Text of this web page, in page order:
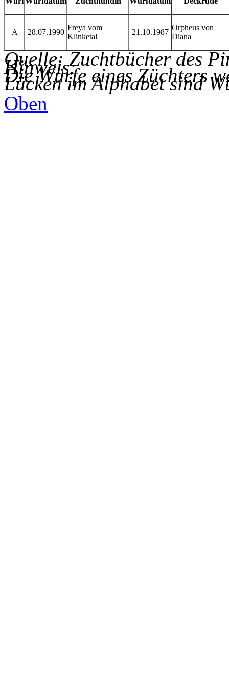
A 28.07.1990
Freya vom
Klinketal
21.10.1987
Orpheus von
Diana
Quelle: Zuchtbücher des
Hinweis:
Die Würfe eines Züchters
Lücken im Alphabet sind
Oben